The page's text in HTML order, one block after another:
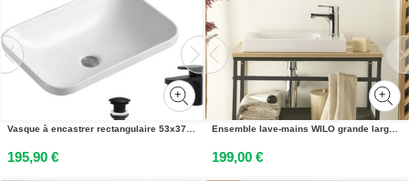
Vasque à encastrer rectangulaire 53x37cm PALMA + robinet + bonde
195,90 €
Ensemble lave-mains WILO grande largeur avec robinet 60cm
199,00 €